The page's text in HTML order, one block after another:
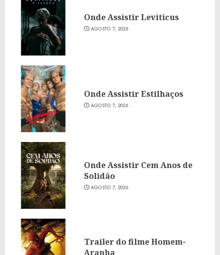
Onde Assistir Leviticus
AGOSTO 7, 2026
Onde Assistir Estilhaços
AGOSTO 7, 2026
Onde Assistir Cem Anos de
Solidão
AGOSTO 7, 2026
Trailer do filme Homem-
Aranha